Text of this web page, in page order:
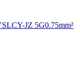
JZ 5G0.75mm²